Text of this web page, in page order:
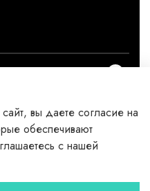
вы даете согласие на
обеспечивают
с нашей